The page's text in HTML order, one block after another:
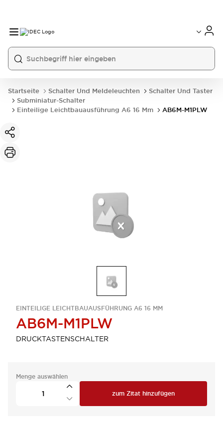
Startseite Schalter Und Meldeleuchten
Schalter Und Taster
Subminiatur-Schalter
Einteilige Leichtbauausführung A6 16 Mm
AB6M-M1PLW
EINTEILIGE LEICHTBAUAUSFÜHRUNG A6 16 MM
AB6M-M1PLW
DRUCKTASTENSCHALTER
Menge auswählen
zum Zitat hinzufügen